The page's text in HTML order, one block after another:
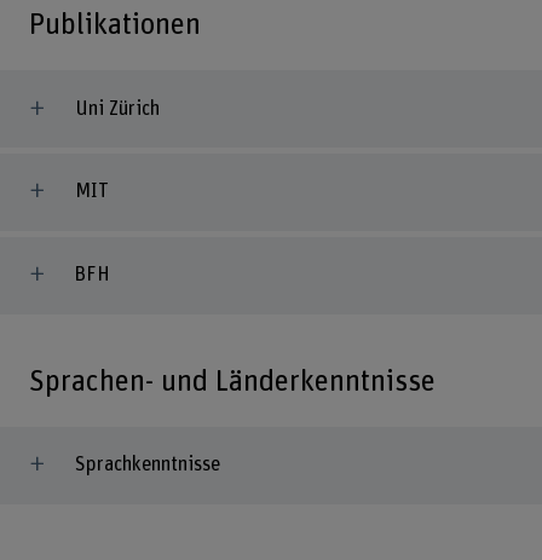
Publikationen
Uni Zürich
MIT
BFH
Sprachen- und Länderkenntnisse
Sprachkenntnisse